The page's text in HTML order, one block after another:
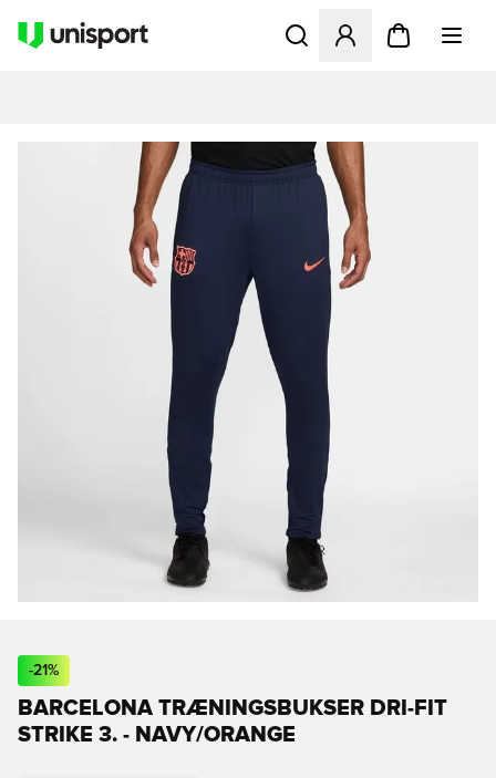
Åbner en Modal til at
-21%
BARCELONA TRÆNINGSBUKSER DRI-FIT
STRIKE 3. - NAVY/ORANGE